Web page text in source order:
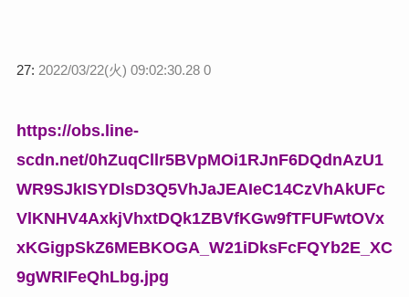
27: 2022/03/22(火) 09:02:30.28 0
https://obs.line-
scdn.net/0hZuqCllr5BVpMOi1RJnF6DQdnAzU1
WR9SJkISYDlsD3Q5VhJaJEAIeC14CzVhAkUFc
VlKNHV4AxkjVhxtDQk1ZBVfKGw9fTFUFwtOVx
xKGigpSkZ6MEBKOGA_W21iDksFcFQYb2E_XC
9gWRIFeQhLbg.jpg